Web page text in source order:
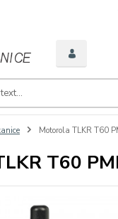
Motorola TLKR T60
T60